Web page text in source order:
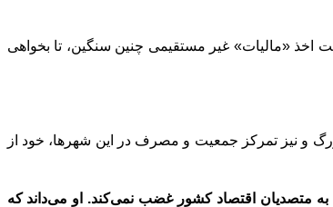
اخذ «مالیات» غیر مستقیمی چنین سنگین، تا بخواهی
و نیز تمرکز جمعیت و مصرف در این شهرها، خود از
به متصدیان اقتصاد کشور غضب نمیکند. او میداند که